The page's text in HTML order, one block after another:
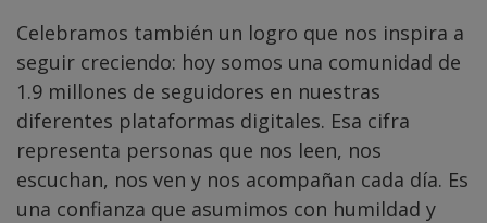
Celebramos también un logro que nos inspira a
seguir creciendo: hoy somos una comunidad de
1.9 millones de seguidores en nuestras
diferentes plataformas digitales. Esa cifra
representa personas que nos leen, nos
escuchan, nos ven y nos acompañan cada día. Es
una confianza que asumimos con humildad y